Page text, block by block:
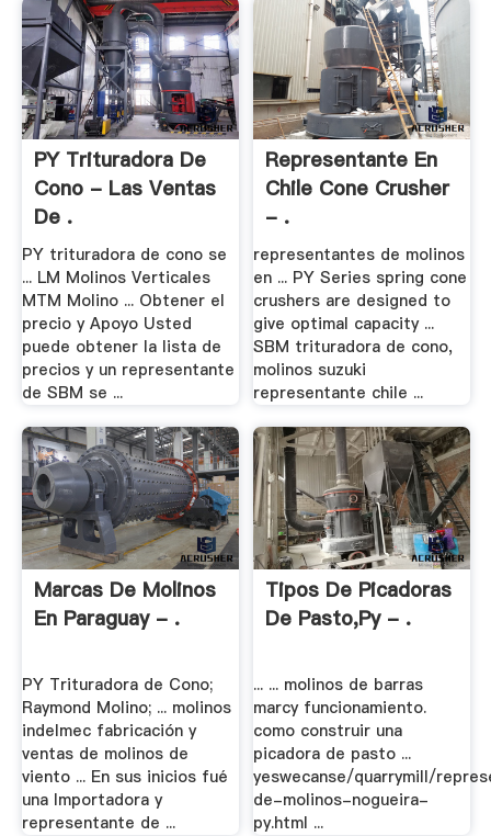
PY Trituradora De
Cono - Las Ventas
De .
PY trituradora de cono se
... LM Molinos Verticales
MTM Molino ... Obtener el
precio y Apoyo Usted
puede obtener la lista de
precios y un representante
de SBM se ...
Representante En
Chile Cone Crusher
- .
representantes de molinos
en ... PY Series spring cone
crushers are designed to
give optimal capacity ...
SBM trituradora de cono,
molinos suzuki
representante chile ...
Marcas De Molinos
En Paraguay - .
PY Trituradora de Cono;
Raymond Molino; ... molinos
indelmec fabricación y
ventas de molinos de
viento ... En sus inicios fué
una Importadora y
representante de ...
Tipos De Picadoras
De Pasto,py - .
... ... molinos de barras
marcy funcionamiento.
como construir una
picadora de pasto ...
yeswecanse/quarrymill/
de-molinos-nogueira-
py.html ...